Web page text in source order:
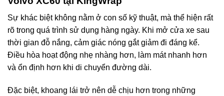
Sự khác biệt không nằm ở con số kỹ thuật, mà thể hiện rất
rõ trong quá trình sử dụng hàng ngày. Khi mở cửa xe sau
thời gian đỗ nắng, cảm giác nóng gắt giảm đi đáng kể.
Điều hòa hoạt động nhẹ nhàng hơn, làm mát nhanh hơn
và ổn định hơn khi di chuyển đường dài.
Đặc biệt, khoang lái trở nên dễ chịu hơn trong những